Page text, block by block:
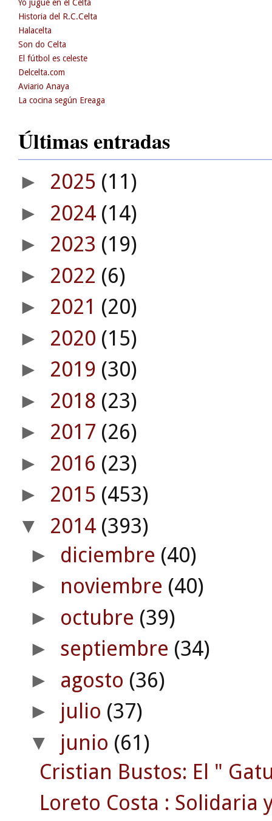
Yo jugué en el Celta
Historia del R.C.Celta
Halacelta
Son do Celta
El fútbol es celeste
Delcelta.com
Aviario Anaya
La cocina según Ereaga
Últimas entradas
► 2025 (11)
► 2024 (14)
► 2023 (19)
► 2022 (6)
► 2021 (20)
► 2020 (15)
► 2019 (30)
► 2018 (23)
► 2017 (26)
► 2016 (23)
► 2015 (453)
▼ 2014 (393)
► diciembre (40)
► noviembre (40)
► octubre (39)
► septiembre (34)
► agosto (36)
► julio (37)
▼ junio (61)
Cristian Bustos: El "
Loreto Costa : Solidaria